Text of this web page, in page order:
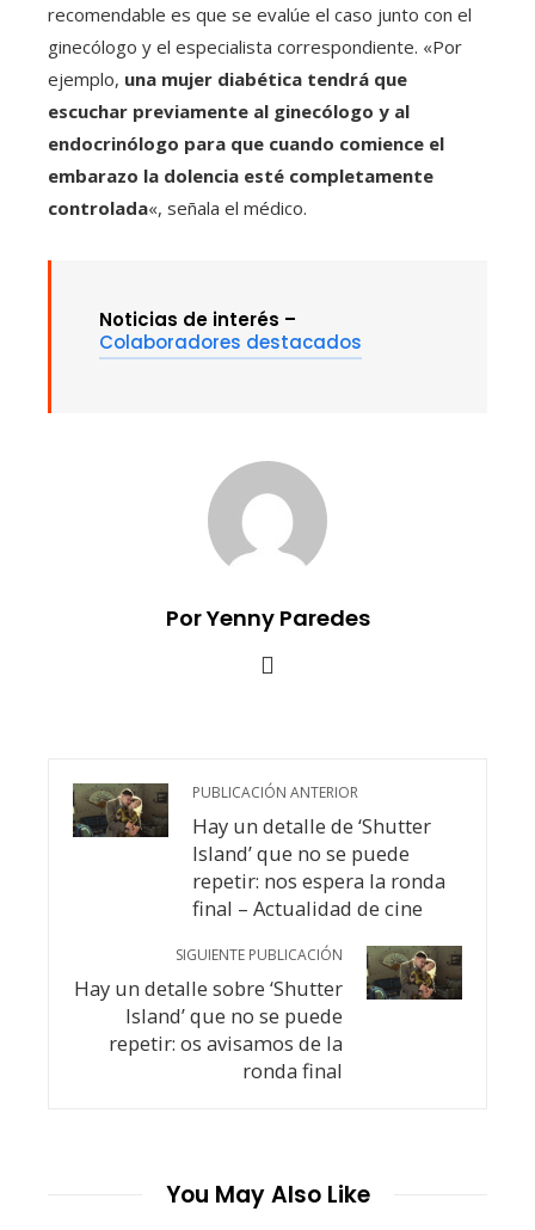
recomendable es que se evalúe el caso junto con el
ginecólogo y el especialista correspondiente. «Por
ejemplo, una mujer diabética tendrá que
escuchar previamente al ginecólogo y al
endocrinólogo para que cuando comience el
embarazo la dolencia esté completamente
controlada«, señala el médico.
Noticias de interés –
Colaboradores destacados
Por Yenny Paredes
PUBLICACIÓN ANTERIOR
Hay un detalle de ‘Shutter
Island’ que no se puede
repetir: nos espera la ronda
final – Actualidad de cine
SIGUIENTE PUBLICACIÓN
Hay un detalle sobre ‘Shutter
Island’ que no se puede
repetir: os avisamos de la
ronda final
You May Also Like